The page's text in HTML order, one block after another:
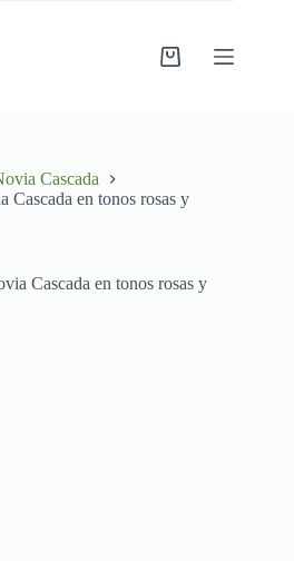
Carro
Cascada
en tonos rosas y